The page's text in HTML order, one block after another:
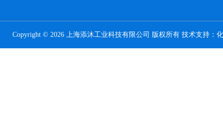
Copyright © 2026 上海添沐工业科技有限公司 版权所有 技术支持：